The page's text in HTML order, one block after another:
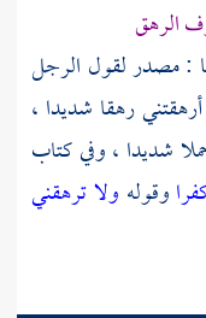
الرهق
: مصدر لقول الرجل
رهقا شديدا ،
شديدا ، وفي كتاب
وقوله ولا ترهقني